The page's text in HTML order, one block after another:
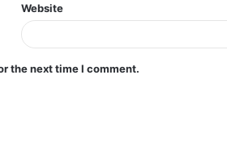
Website
the next time I comment.